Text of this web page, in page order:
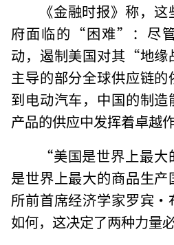
《金融时报》称，
府面临的“困难”：尽
动，遏制美国对其“地
主导的部分全球供应链
到电动汽车，中国的制
产品的供应中发挥着卓越作
“美国是世界上最
是世界上最大的商品生
所前首席经济学家罗宾
如何，这决定了两种力量